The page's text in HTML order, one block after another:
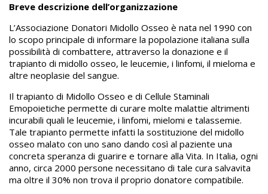
Breve descrizione dell’organizzazione
L’Associazione Donatori Midollo Osseo è nata nel 1990 con
lo scopo principale di informare la popolazione italiana sulla
possibilità di combattere, attraverso la donazione e il
trapianto di midollo osseo, le leucemie, i linfomi, il mieloma e
altre neoplasie del sangue.
Il trapianto di Midollo Osseo e di Cellule Staminali
Emopoietiche permette di curare molte malattie altrimenti
incurabili quali le leucemie, i linfomi, mielomi e talassemie.
Tale trapianto permette infatti la sostituzione del midollo
osseo malato con uno sano dando così al paziente una
concreta speranza di guarire e tornare alla Vita. In Italia, ogni
anno, circa 2000 persone necessitano di tale cura salvavita
ma oltre il 30% non trova il proprio donatore compatibile.